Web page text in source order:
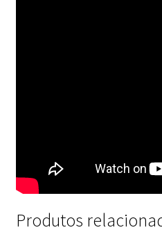
Produtos